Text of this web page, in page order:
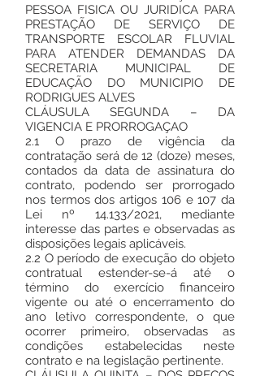
PESSOA FISICA OU JURIDICA PARA
PRESTAÇÃO DE SERVIÇO DE
TRANSPORTE ESCOLAR FLUVIAL
PARA ATENDER DEMANDAS DA
SECRETARIA MUNICIPAL DE
EDUCAÇÃO DO MUNICIPIO DE
RODRIGUES ALVES
CLÁUSULA SEGUNDA – DA
VIGENCIA E PRORROGAÇAO
2.1 O prazo de vigência da
contratação será de 12 (doze) meses,
contados da data de assinatura do
contrato, podendo ser prorrogado
nos termos dos artigos 106 e 107 da
Lei nº 14.133/2021, mediante
interesse das partes e observadas as
disposições legais aplicáveis.
2.2 O período de execução do objeto
contratual estender-se-á até o
término do exercício financeiro
vigente ou até o encerramento do
ano letivo correspondente, o que
ocorrer primeiro, observadas as
condições estabelecidas neste
contrato e na legislação pertinente.